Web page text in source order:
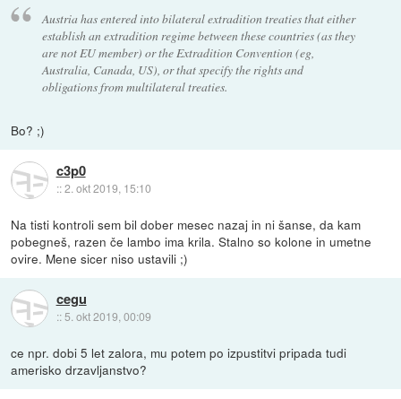
Austria has entered into bilateral extradition treaties that either
establish an extradition regime between these countries (as they
are not EU member) or the Extradition Convention (eg,
Australia, Canada, US), or that specify the rights and
obligations from multilateral treaties.
Bo? ;)
c3p0
::2. okt 2019, 15:10
Na tisti kontroli sem bil dober mesec nazaj in ni šanse, da kam
pobegneš, razen če lambo ima krila. Stalno so kolone in umetne
ovire. Mene sicer niso ustavili ;)
cegu
:: 5. okt 2019, 00:09
ce npr. dobi 5 let zalora, mu potem po izpustitvi pripada tudi
amerisko drzavljanstvo?